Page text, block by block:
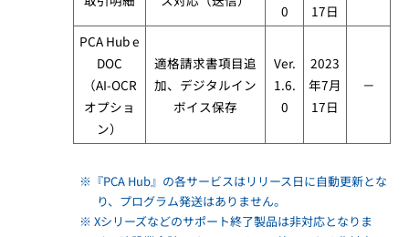
0
17日
PCA Hub e
DOC
（AI-OCR
オプショ
ン）
適格請求書項目追
加、デジタルイン
ボイス保存​
Ver.
1.6.
0
2023
年7月
17日
－
※『PCA Hub』の各サービスはリリース日に自動更新とな
り、プログラム発送はありません。
※ Xシリーズなどのサポート終了製品は非対応となりま